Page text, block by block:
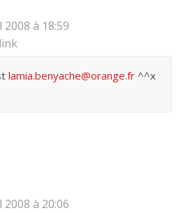
2008 à 18:59
lamia.benyache@orange.fr ^^x
2008 à 20:06